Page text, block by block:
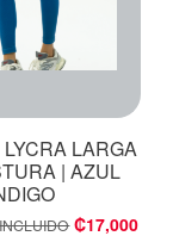
LARGA
| AZUL
₡17,000